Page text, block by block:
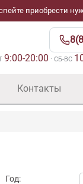
приобрести
9:00-20:00 · СБ-ВС
Контакты
Год: